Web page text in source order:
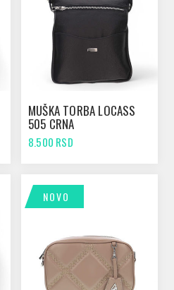
MUŠKA TORBA LOCASS
505 CRNA
8.500 RSD
NOVO